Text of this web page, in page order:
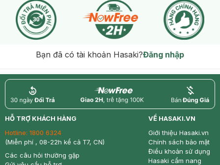
Bạn đã có tài khoản Hasaki?Đăng nhập
return nowfree price
HỖ TRỢ KHÁCH HÀNG
Hotline: 1800 6324
(Miễn phí , 08-22h kể cả T7, CN)
Các câu hỏi thường gặp
VỀ HASAKI.VN
Giới thiệu Hasaki.vn
Chính sách bảo mật
Điều khoản sử dụng
Hasaki cẩm nang